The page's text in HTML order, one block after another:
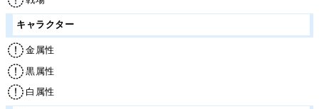
キャラクター
金属性
黒属性
白属性